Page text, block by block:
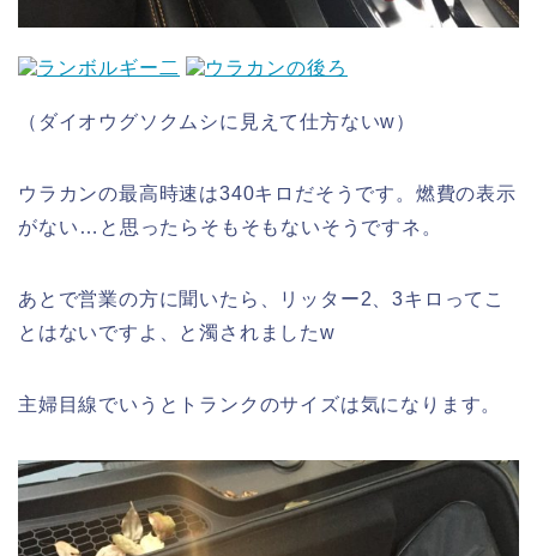
（ダイオウグソクムシに見えて仕方ないw）
ウラカンの最高時速は340キロだそうです。燃費の表示
がない…と思ったらそもそもないそうですネ。
あとで営業の方に聞いたら、リッター2、3キロってこ
とはないですよ、と濁されましたw
主婦目線でいうとトランクのサイズは気になります。